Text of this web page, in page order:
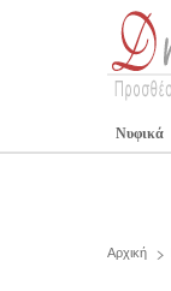
Νυφικά
Αρχική